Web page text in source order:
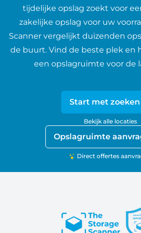
tijdelijke opslag zoekt voor
zakelijke opslag voor uw
Scanner vergelijkt duizenden
de buurt. Vind de beste plek en
een opslagruimte voor de
Start met zoeken
Bekijk alle locaties
Opslagruimte
Direct offertes